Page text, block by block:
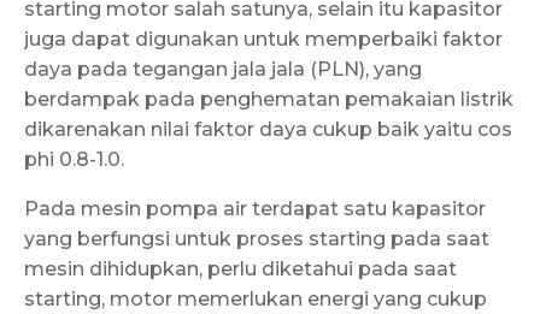
starting motor salah satunya, selain itu kapasitor
juga dapat digunakan untuk memperbaiki faktor
daya pada tegangan jala jala (PLN), yang
berdampak pada penghematan pemakaian listrik
dikarenakan nilai faktor daya cukup baik yaitu cos
phi 0.8-1.0.
Pada mesin pompa air terdapat satu kapasitor
yang berfungsi untuk proses starting pada saat
mesin dihidupkan, perlu diketahui pada saat
starting, motor memerlukan energi yang cukup